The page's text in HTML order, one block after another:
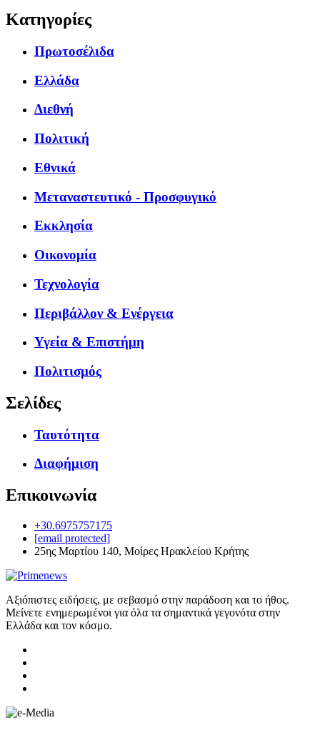
Κατηγορίες
Πρωτοσέλιδα
Ελλάδα
Διεθνή
Πολιτική
Εθνικά
Μεταναστευτικό - Προσφυγικό
Εκκλησία
Οικονομία
Τεχνολογία
Περιβάλλον & Ενέργεια
Υγεία & Επιστήμη
Πολιτισμός
Σελίδες
Ταυτότητα
Διαφήμιση
Επικοινωνία
+30.6975757175
[email protected]
25ης Μαρτίου 140, Μοίρες Ηρακλείου Κρήτης
Αξιόπιστες ειδήσεις, με σεβασμό στην παράδοση και το ήθος.
Μείνετε ενημερωμένοι για όλα τα σημαντικά γεγονότα στην
Ελλάδα και τον κόσμο.